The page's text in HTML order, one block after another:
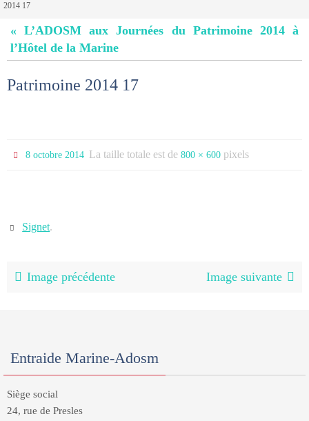
2014 17
« L’ADOSM aux Journées du Patrimoine 2014 à
l’Hôtel de la Marine
Patrimoine 2014 17
8 octobre 2014 La taille totale est de800 × 600 pixels
Signet.
Image précédente Image suivante
Entraide Marine-Adosm
Siège social
24, rue de Presles